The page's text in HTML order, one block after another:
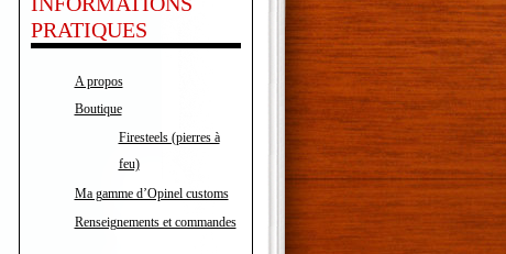
PRATIQUES
A propos
Boutique
Firesteels (pierres à
feu)
Ma gamme d’Opinel customs
Renseignements et commandes